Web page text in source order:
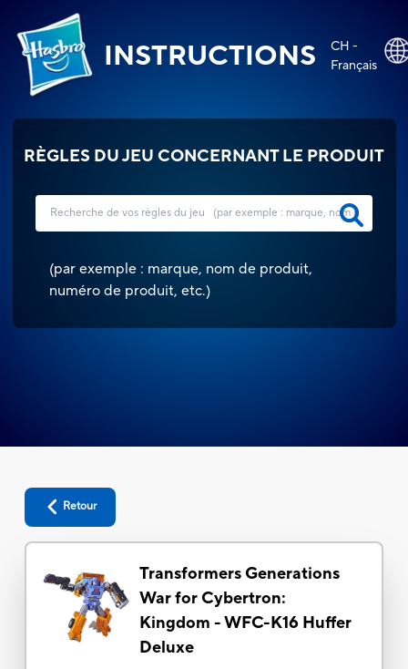
INSTRUCTIONS
CH -
Français
RÈGLES DU JEU CONCERNANT LE PRODUIT
(par exemple : marque, nom de produit,
numéro de produit, etc.)
Retour
Transformers Generations
War for Cybertron:
Kingdom - WFC-K16 Huffer
Deluxe